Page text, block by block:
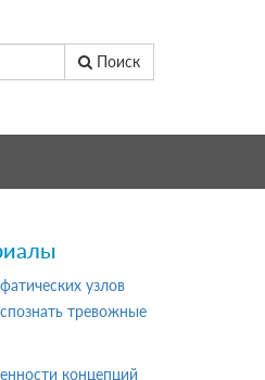
Поиск
узлов
тревожные
концепций